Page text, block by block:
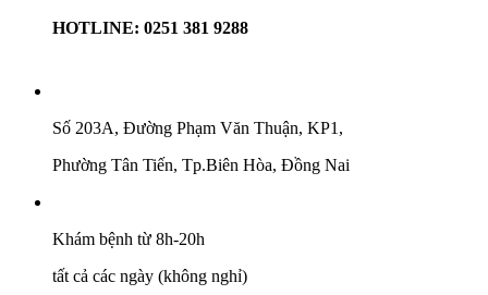
HOTLINE: 0251 381 9288
Số 203A, Đường Phạm Văn Thuận, KP1,
Phường Tân Tiến, Tp.Biên Hòa, Đồng Nai
Khám bệnh từ 8h-20h
tất cả các ngày (không nghỉ)